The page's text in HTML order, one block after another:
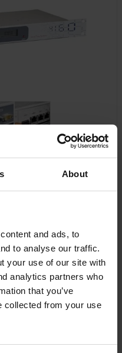
About
and ads, to
to analyse our traffic.
your use of our site with
analytics partners who
that you’ve
collected from your use
de distribution
avec jusqu’à 4 ports
référence temporelle
redondant,
et de disponibilité.
OFFRE